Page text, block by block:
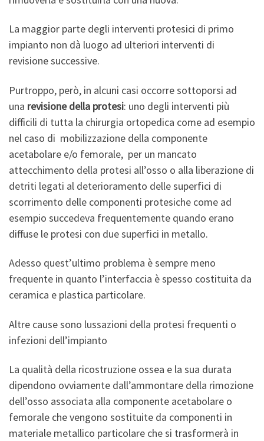
La maggior parte degli interventi protesici di primo
impianto non dà luogo ad ulteriori interventi di
revisione successive.
Purtroppo, però, in alcuni casi occorre sottoporsi ad
una revisione della protesi: uno degli interventi più
difficili di tutta la chirurgia ortopedica come ad esempio
nel caso di mobilizzazione della componente
acetabolare e/o femorale, per un mancato
attecchimento della protesi all’osso o alla liberazione di
detriti legati al deterioramento delle superfici di
scorrimento delle componenti protesiche come ad
esempio succedeva frequentemente quando erano
diffuse le protesi con due superfici in metallo.
Adesso quest’ultimo problema è sempre meno
frequente in quanto l’interfaccia è spesso costituita da
ceramica e plastica particolare.
Altre cause sono lussazioni della protesi frequenti o
infezioni dell’impianto
La qualità della ricostruzione ossea e la sua durata
dipendono ovviamente dall’ammontare della rimozione
dell’osso associata alla componente acetabolare o
femorale che vengono sostituite da componenti in
materiale metallico particolare che si trasformerà in